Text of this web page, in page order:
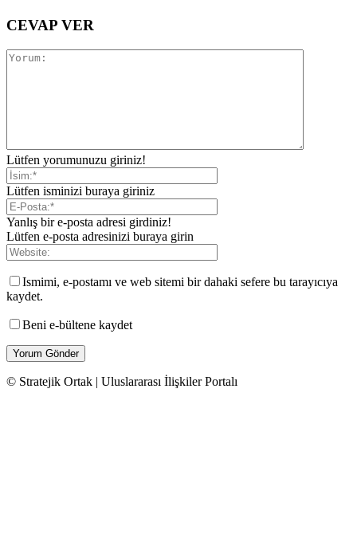
CEVAP VER
Lütfen yorumunuzu giriniz!
Lütfen isminizi buraya giriniz
Yanlış bir e-posta adresi girdiniz!
Lütfen e-posta adresinizi buraya girin
Ismimi, e-postamı ve web sitemi bir dahaki sefere bu tarayıcıya
kaydet.
Beni e-bültene kaydet
© Stratejik Ortak | Uluslararası İlişkiler Portalı